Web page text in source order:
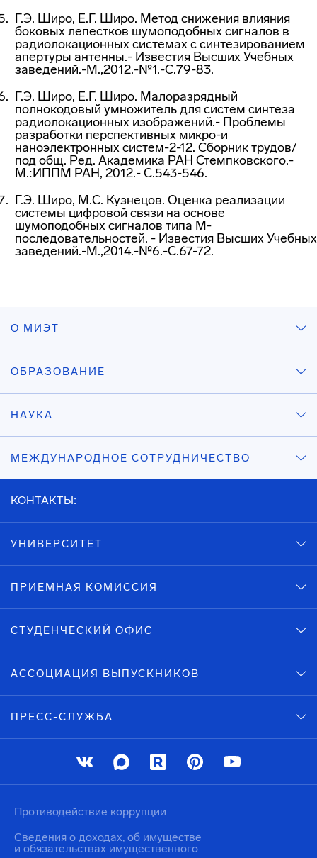
Г.Э. Широ, Е.Г. Широ. Метод снижения влияния
боковых лепестков шумоподобных сигналов в
радиолокационных системах с синтезированием
апертуры антенны.- Известия Высших Учебных
заведений.-М.,2012.-№1.-С.79-83.
Г.Э. Широ, Е.Г. Широ. Малоразрядный
полнокодовый умножитель для систем синтеза
радиолокационных изображений.- Проблемы
разработки перспективных микро-и
наноэлектронных систем-2-12. Сборник трудов/
под общ. Ред. Академика РАН Стемпковского.-
М.:ИППМ РАН, 2012.- С.543-546.
Г.Э. Широ, М.С. Кузнецов. Оценка реализации
системы цифровой связи на основе
шумоподобных сигналов типа М-
последовательностей. - Известия Высших Учебных
заведений.-М.,2014.-№6.-С.67-72.
О МИЭТ
ОБРАЗОВАНИЕ
НАУКА
МЕЖДУНАРОДНОЕ СОТРУДНИЧЕСТВО
КОНТАКТЫ:
УНИВЕРСИТЕТ
ПРИЕМНАЯ КОМИССИЯ
СТУДЕНЧЕСКИЙ ОФИС
АССОЦИАЦИЯ ВЫПУСКНИКОВ
ПРЕСС-СЛУЖБА
Противодействие коррупции
Сведения о доходах, об имуществе
и обязательствах имущественного